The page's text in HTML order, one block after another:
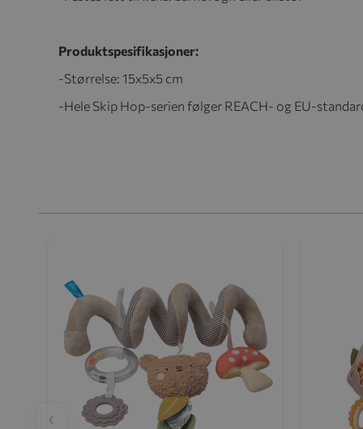
Produktspesifikasjoner:
-Størrelse: 15x5x5 cm
-Hele Skip Hop-serien følger REACH- og EU-
‹